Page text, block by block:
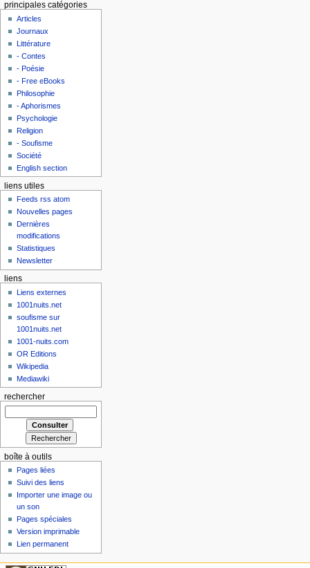
principales catégories
Articles
Journaux
Littérature
- Contes
- Poésie
- Free eBooks
Philosophie
- Aphorismes
Psychologie
Religion
- Soufisme
Société
English section
liens utiles
Feeds rss atom
Nouvelles pages
Dernières
modifications
Statistiques
Newsletter
liens
Liens externes
1001nuits.net
soufisme sur
1001nuits.net
1001-nuits.com
OR Editions
Wikipedia
Mediawiki
rechercher
boîte à outils
Pages liées
Suivi des liens
Importer une image ou
un son
Pages spéciales
Version imprimable
Lien permanent